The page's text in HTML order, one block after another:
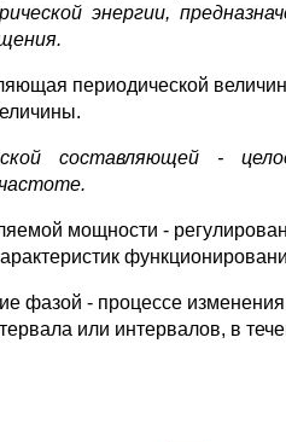
энергии,
периодической
составляющей -
мощности -
фазой - процессе
или интервалов, в